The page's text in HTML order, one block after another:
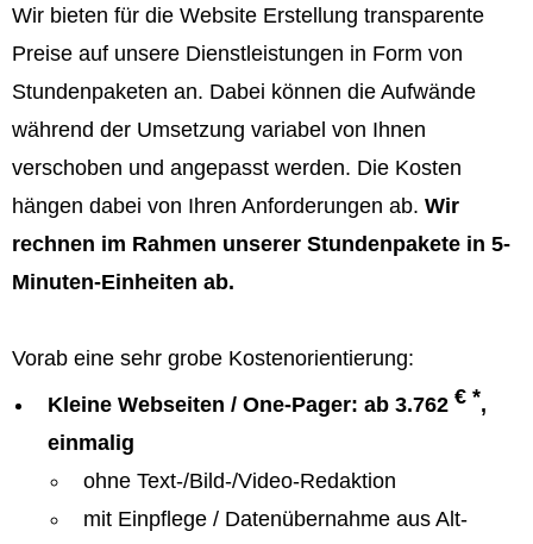
Wir bieten für die Website Erstellung transparente
Preise auf unsere Dienstleistungen in Form von
Stundenpaketen an. Dabei können die Aufwände
während der Umsetzung variabel von Ihnen
verschoben und angepasst werden. Die Kosten
hängen dabei von Ihren Anforderungen ab. Wir
rechnen im Rahmen unserer Stundenpakete in 5-
Minuten-Einheiten ab.
Vorab eine sehr grobe Kostenorientierung:
Kleine Webseiten / One-Pager: ab 3.762 € *,
einmalig
ohne Text-/Bild-/Video-Redaktion
mit Einpflege / Datenübernahme aus Alt-